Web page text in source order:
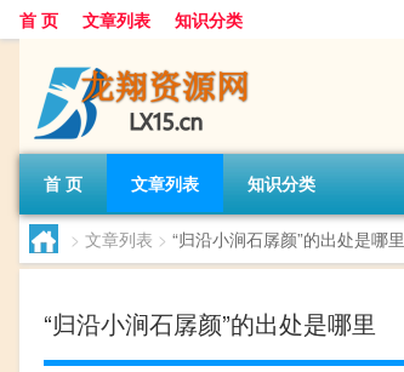
首 页 文章列表 知识分类
首 页 文章列表 知识分类
> 文章列表 > “归沿小涧石孱颜”的出处是哪里
“归沿小涧石孱颜”的出处是哪里